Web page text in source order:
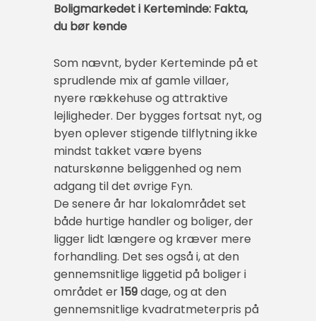
Boligmarkedet i Kerteminde: Fakta,
du bør kende
Som nævnt, byder Kerteminde på et
sprudlende mix af gamle villaer,
nyere rækkehuse og attraktive
lejligheder. Der bygges fortsat nyt, og
byen oplever stigende tilflytning ikke
mindst takket være byens
naturskønne beliggenhed og nem
adgang til det øvrige Fyn.
De senere år har lokalområdet set
både hurtige handler og boliger, der
ligger lidt længere og kræver mere
forhandling. Det ses også i, at den
gennemsnitlige liggetid på boliger i
området er159dage, og at den
gennemsnitlige kvadratmeterpris på